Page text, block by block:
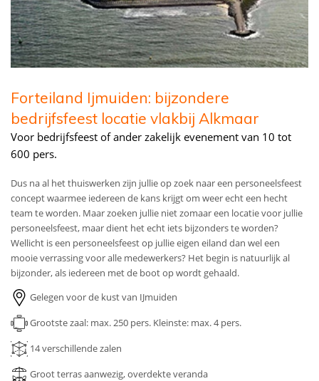
Forteiland Ijmuiden: bijzondere
bedrijfsfeest locatie vlakbij Alkmaar
Voor bedrijfsfeest of ander zakelijk evenement van 10 tot
600 pers.
Dus na al het thuiswerken zijn jullie op zoek naar een personeelsfeest
concept waarmee iedereen de kans krijgt om weer echt een hecht
team te worden. Maar zoeken jullie niet zomaar een locatie voor jullie
personeelsfeest, maar dient het echt iets bijzonders te worden?
Wellicht is een personeelsfeest op jullie eigen eiland dan wel een
mooie verrassing voor alle medewerkers? Het begin is natuurlijk al
bijzonder, als iedereen met de boot op wordt gehaald.
Gelegen voor de kust van IJmuiden
Grootste zaal: max. 250 pers. Kleinste: max. 4 pers.
14verschillende zalen
Groot terras aanwezig, overdekte veranda